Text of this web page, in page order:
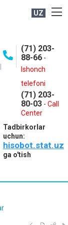
UZ
(71) 203-
88-66 -
Ishonch
telefoni
(71) 203-
80-03 - Call
Center
Tadbirkorlar
uchun:
hisobot.stat.uz
ga o'tish